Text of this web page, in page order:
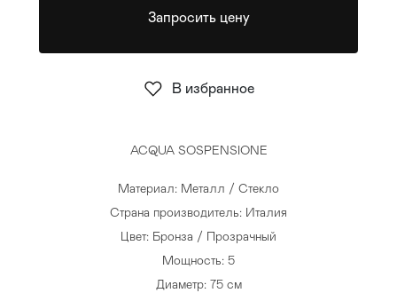
ACQUA SOSPENSIONE
Материал: Металл / Стекло
Страна производитель: Италия
Цвет: Бронза / Прозрачный
Мощность: 5
Диаметр: 75 см
Запросить цену
В избранное